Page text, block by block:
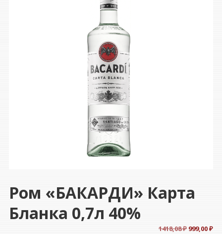
Ром «БАКАРДИ» Карта
Бланка 0,7л 40%
1418,08₽ 999,00₽